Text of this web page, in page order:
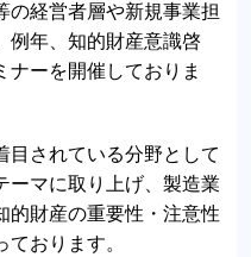
の経営者層や新規事業担
例年、知的財産意識啓
ナーを開催しておりま
目されている分野として
ーマに取り上げ、製造業
的財産の重要性・注意性
おります。